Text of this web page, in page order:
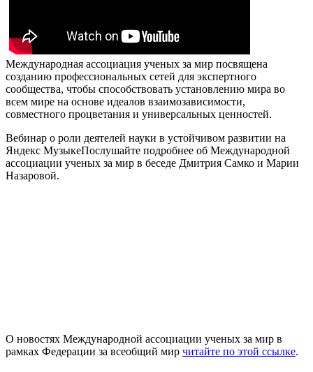
Международная ассоциация ученых за мир посвящена
созданию профессиональных сетей для экспертного
сообщества, чтобы способствовать установлению мира во
всем мире на основе идеалов взаимозависимости,
совместного процветания и универсальных ценностей.
Вебинар о роли деятелей науки в устойчивом развитии на
Яндекс МузыкеПослушайте подробнее об Международной
ассоциации ученых за мир в беседе Дмитрия Самко и Марии
Назаровой.
О новостях Международной ассоциации ученых за мир в
рамках Федерации за всеобщий мир читайте по этой ссылке.